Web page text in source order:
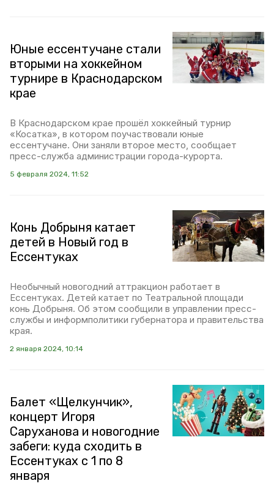
Юные ессентучане стали
вторыми на хоккейном
турнире в Краснодарском
крае
В Краснодарском крае прошёл хоккейный турнир
«Косатка», в котором поучаствовали юные
ессентучане. Они заняли второе место, сообщает
пресс-служба администрации города-курорта.
5 февраля 2024, 11:52
Конь Добрыня катает
детей в Новый год в
Ессентуках
Необычный новогодний аттракцион работает в
Ессентуках. Детей катает по Театральной площади
конь Добрыня. Об этом сообщили в управлении пресс-
службы и информполитики губернатора и правительства
края.
2 января 2024, 10:14
Балет «Щелкунчик»,
концерт Игоря
Саруханова и новогодние
забеги: куда сходить в
Ессентуках с 1 по 8
января